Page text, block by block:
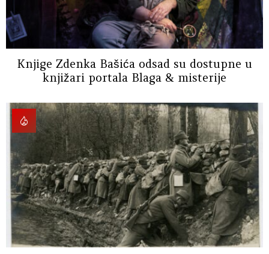
Knjige Zdenka Bašića odsad su dostupne u
knjižari portala Blaga & misterije